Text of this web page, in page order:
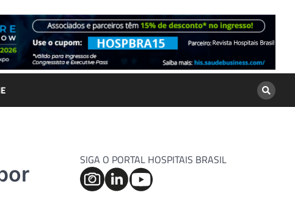
SIGA O PORTAL HOSPITAIS BRASIL